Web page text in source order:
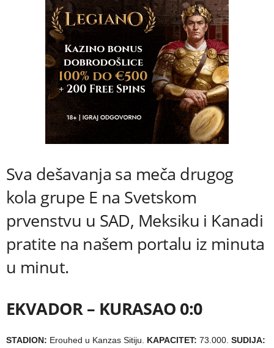
Sva dešavanja sa meča drugog
kola grupe E na Svetskom
prvenstvu u SAD, Meksiku i Kanadi
pratite na našem portalu iz minuta
u minut.
EKVADOR – KURASAO 0:0
STADION: Erouhed u Kanzas Sitiju. KAPACITET: 73.000. SUDIJA: